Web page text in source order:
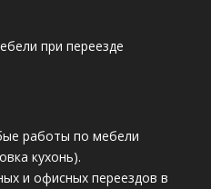
при переезде
работы по мебели
кухонь).
и офисных переездов в